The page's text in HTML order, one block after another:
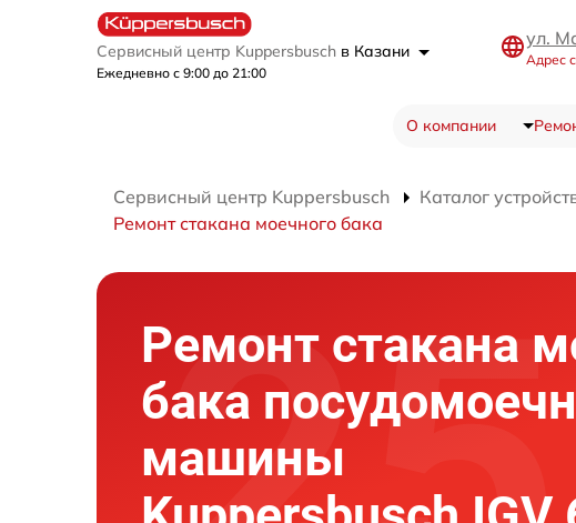
Сервисный центр Kuppersbusch в Казани
Ежедневно с 9:00 до 21:00
ул.
Адрес
О компании
Сервисный центр Kuppersbusch Каталог
Ремонт стакана моечного бака
Ремонт стакана
бака
машины